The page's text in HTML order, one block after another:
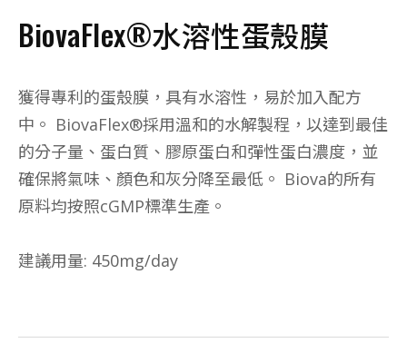
BiovaFlex®水溶性蛋殼膜
獲得專利的蛋殼膜，具有水溶性，易於加入配方
中。 BiovaFlex®採用溫和的水解製程，以達到最佳
的分子量、蛋白質、膠原蛋白和彈性蛋白濃度，並
確保將氣味、顏色和灰分降至最低。 Biova的所有
原料均按照cGMP標準生產。
建議用量: 450mg/day